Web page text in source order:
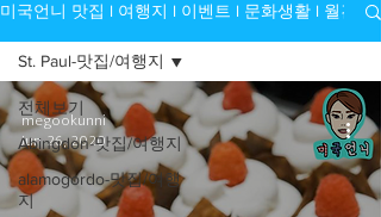
미국언니 맛집 l 여행지 l 이벤트 l 문화생활 l 월간 모
전체보기
Abingdon-맛집/여행지
alamogordo-맛집/여행
지
St. Paul-맛집/여행지
megookunni
Jun 26, 2020